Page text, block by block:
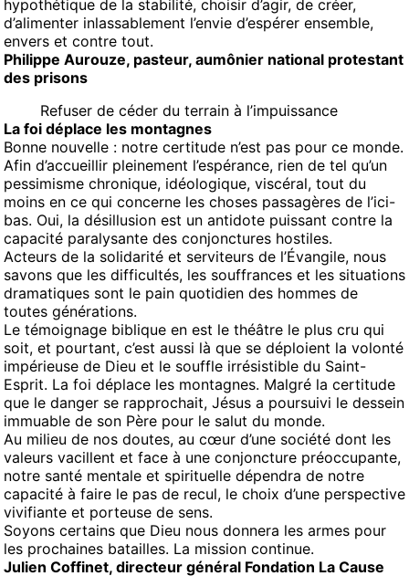
hypothétique de la stabilité, choisir d’agir, de créer,
d’alimenter inlassablement l’envie d’espérer ensemble,
envers et contre tout.
Philippe Aurouze, pasteur, aumônier national protestant
des prisons
Refuser de céder du terrain à l’impuissance
La foi déplace les montagnes
Bonne nouvelle : notre certitude n’est pas pour ce monde.
Afin d’accueillir pleinement l’espérance, rien de tel qu’un
pessimisme chronique, idéologique, viscéral, tout du
moins en ce qui concerne les choses passagères de l’ici-
bas. Oui, la désillusion est un antidote puissant contre la
capacité paralysante des conjonctures hostiles.
Acteurs de la solidarité et serviteurs de l’Évangile, nous
savons que les difficultés, les souffrances et les situations
dramatiques sont le pain quotidien des hommes de
toutes générations.
Le témoignage biblique en est le théâtre le plus cru qui
soit, et pourtant, c’est aussi là que se déploient la volonté
impérieuse de Dieu et le souffle irrésistible du Saint-
Esprit. La foi déplace les montagnes. Malgré la certitude
que le danger se rapprochait, Jésus a poursuivi le dessein
immuable de son Père pour le salut du monde.
Au milieu de nos doutes, au cœur d’une société dont les
valeurs vacillent et face à une conjoncture préoccupante,
notre santé mentale et spirituelle dépendra de notre
capacité à faire le pas de recul, le choix d’une perspective
vivifiante et porteuse de sens.
Soyons certains que Dieu nous donnera les armes pour
les prochaines batailles. La mission continue.
Julien Coffinet, directeur général Fondation La Cause